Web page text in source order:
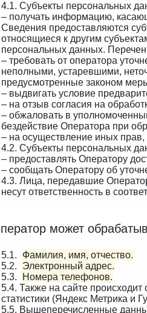
4.1. Субъекты персональных
– получать информацию,
Сведения предоставляются
относящиеся к другим
персональных данных.
– требовать от оператора
неполными, устаревшими,
предусмотренные законом
– выдвигать условие
– на отзыв согласия на
– обжаловать в
бездействие Оператора при
– на осуществление иных
4.2. Субъекты персональных
– предоставлять Оператору
– сообщать Оператору об
4.3. Лица, передавшие
несут ответственность в
может
5.1.
Фамилия, имя, отчество.
5.2.
Электронный адрес.
5.3.
Номера телефонов.
5.4. Также на сайте
статистики (Яндекс Метрика и
5.5. Вышеперечисленные